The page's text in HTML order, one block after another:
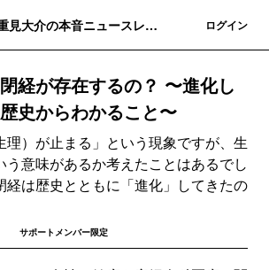
見大介の本音ニュースレタ
ログイン
経が存在するの？ 〜進化し
史からわかること〜
理）が止まる」という現象ですが、生
う意味があるか考えたことはあるでし
経は歴史とともに「進化」してきたの
サポートメンバー限定